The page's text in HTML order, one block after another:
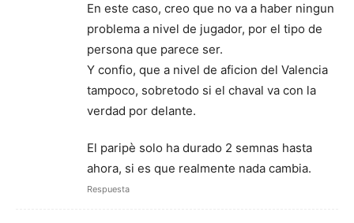
En este caso, creo que no va a haber ningun
problema a nivel de jugador, por el tipo de
persona que parece ser.
Y confio, que a nivel de aficion del Valencia
tampoco, sobretodo si el chaval va con la
verdad por delante.
El paripè solo ha durado 2 semnas hasta
ahora, si es que realmente nada cambia.
Respuesta